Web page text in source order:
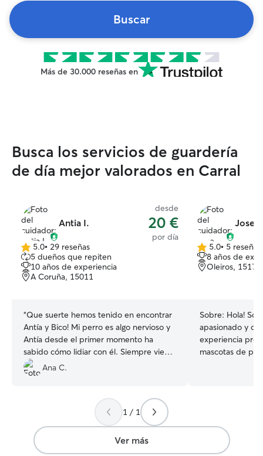
Buscar
Más de 30.000 reseñas en
Busca los servicios de guardería
de día mejor valorados en Carral
Antia I.
desde
20 €
por día
5.0
de
5
estrellas
5.0• 29 reseñas
5 dueños que repiten
10 años de experiencia
A Coruña, 15011
“Que suerte hemos tenido en encontrar
Antía y Bico! Mi perro es algo nervioso y
Antía desde el primer momento ha
sabido cómo lidiar con él. Siempre viene
muy feliz 😁
Ana C.
Jose
5.0
de
5
5.0• 5 reseñas
8 años de
Oleiros, 15172
Sobre: Hola!
apasionado y
experiencia
mascotas de
desarrollo de
dueños de
atención de
1 / 1
Ver más